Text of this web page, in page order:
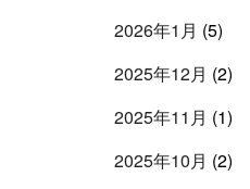
2026年1月 (5)
2025年12月 (2)
2025年11月 (1)
2025年10月 (2)